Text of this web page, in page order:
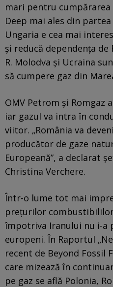
mari pentru
Deep mai ales din
Ungaria e cea mai
și reducă dependența de
R. Molodva și Ucraina
să cumpere gaz din
OMV Petrom și Romgaz
iar gazul va intra în
viitor. „România va
producător de gaze
Europeană”, a declarat
Christina Verchere.
Într-o lume tot mai
prețurilor
împotriva Iranului nu i-a
europeni. În Raportul
recent de Beyond Fossil
care mizează în
pe gaz se află Polonia,